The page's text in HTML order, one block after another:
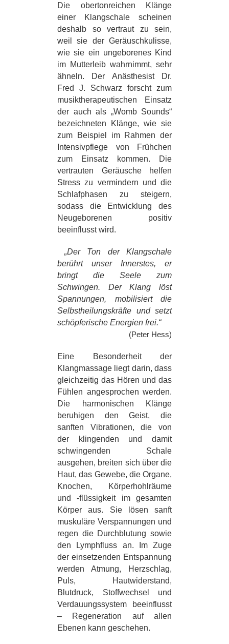
Die obertonreichen Klänge
einer Klangschale scheinen
deshalb so vertraut zu sein,
weil sie der Geräuschkulisse,
wie sie ein ungeborenes Kind
im Mutterleib wahrnimmt, sehr
ähneln. Der Anästhesist Dr.
Fred J. Schwarz forscht zum
musiktherapeutischen Einsatz
der auch als „Womb Sounds“
bezeichneten Klänge, wie sie
zum Beispiel im Rahmen der
Intensivpflege von Frühchen
zum Einsatz kommen. Die
vertrauten Geräusche helfen
Stress zu vermindern und die
Schlafphasen zu steigern,
sodass die Entwicklung des
Neugeborenen positiv
beeinflusst wird.
„Der Ton der Klangschale
berührt unser Innerstes, er
bringt die Seele zum
Schwingen. Der Klang löst
Spannungen, mobilisiert die
Selbstheilungskräfte und setzt
schöpferische Energien frei.“
(Peter Hess)
Eine Besonderheit der
Klangmassage liegt darin, dass
gleichzeitig das Hören und das
Fühlen angesprochen werden.
Die harmonischen Klänge
beruhigen den Geist, die
sanften Vibrationen, die von
der klingenden und damit
schwingenden Schale
ausgehen, breiten sich über die
Haut, das Gewebe, die Organe,
Knochen, Körperhohlräume
und -flüssigkeit im gesamten
Körper aus. Sie lösen sanft
muskuläre Verspannungen und
regen die Durchblutung sowie
den Lymphfluss an. Im Zuge
der einsetzenden Entspannung
werden Atmung, Herzschlag,
Puls, Hautwiderstand,
Blutdruck, Stoffwechsel und
Verdauungssystem beeinflusst
– Regeneration auf allen
Ebenen kann geschehen.